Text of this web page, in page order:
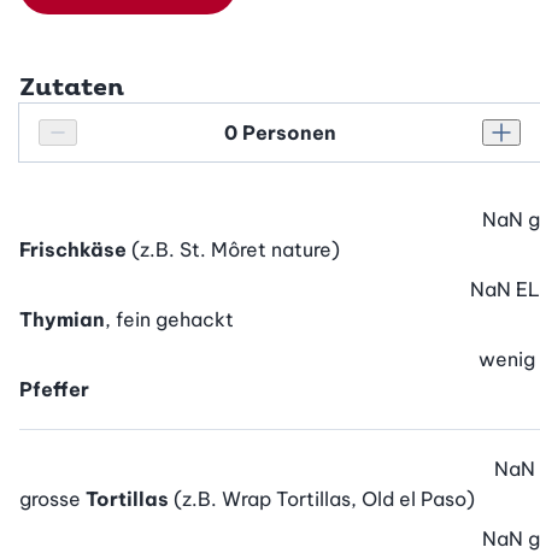
Zutaten
Personenanzahl verringern
Personenanzahl
Frischkäse (z.B. St. Môret nature)
NaN g
Thymian, fein gehackt
NaN EL
Pfeffer
wenig
grosse Tortillas (z.B. Wrap Tortillas, Old el Paso)
NaN
NaN g